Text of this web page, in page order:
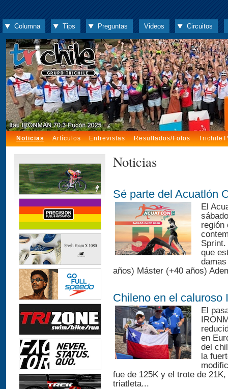
Columna Tips Preguntas Videos Circuitos
Noticias Artículos Entrevistas Resultados/Fotos
Noticias
Sé parte del Acuatlón
El
región
que
años) Máster (+40 años)
Chileno en el caluroso
El
en
del
la
fue de 125K y el trote de
triatleta...